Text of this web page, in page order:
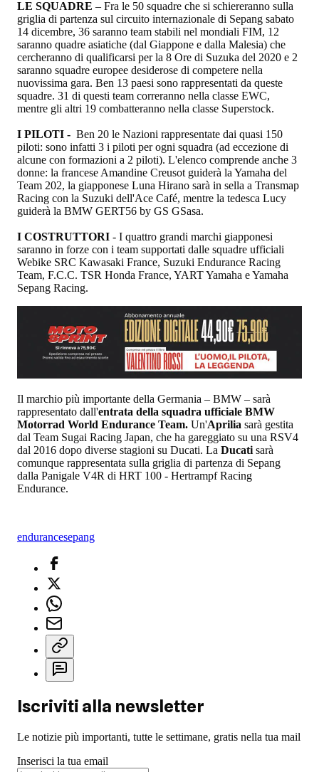
LE SQUADRE – Fra le 50 squadre che si schiereranno sulla
griglia di partenza sul circuito internazionale di Sepang sabato
14 dicembre, 36 saranno team stabili nel mondiali FIM, 12
saranno quadre asiatiche (dal Giappone e dalla Malesia) che
cercheranno di qualificarsi per la 8 Ore di Suzuka del 2020 e 2
saranno squadre europee desiderose di competere nella
nuovissima gara. Ben 13 paesi sono rappresentati da queste
squadre. 31 di questi team correranno nella classe EWC,
mentre gli altri 19 combatteranno nella classe Superstock.
I PILOTI - Ben 20 le Nazioni rappresentate dai quasi 150
piloti: sono infatti 3 i piloti per ogni squadra (ad eccezione di
alcune con formazioni a 2 piloti). L'elenco comprende anche 3
donne: la francese Amandine Creusot guiderà la Yamaha del
Team 202, la giapponese Luna Hirano sarà in sella a Transmap
Racing con la Suzuki dell'Ace Café, mentre la tedesca Lucy
guiderà la BMW GERT56 by GS GSasa.
I COSTRUTTORI - I quattro grandi marchi giapponesi
saranno in forze con i team supportati dalle squadre ufficiali
Webike SRC Kawasaki France, Suzuki Endurance Racing
Team, F.C.C. TSR Honda France, YART Yamaha e Yamaha
Sepang Racing.
Il marchio più importante della Germania – BMW – sarà
rappresentato dall'entrata della squadra ufficiale BMW
Motorrad World Endurance Team. Un'Aprilia sarà gestita
dal Team Sugai Racing Japan, che ha gareggiato su una RSV4
dal 2016 dopo diverse stagioni su Ducati. La Ducati sarà
comunque rappresentata sulla griglia di partenza di Sepang
dalla Panigale V4R di HRT 100 - Hertrampf Racing
Endurance.
endurancesepang
Iscriviti alla newsletter
Le notizie più importanti, tutte le settimane, gratis nella tua mail
Inserisci la tua email